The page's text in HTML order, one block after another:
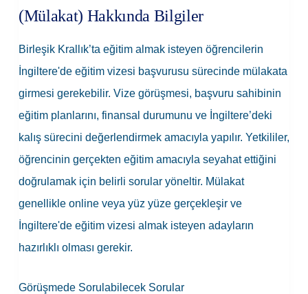
(Mülakat) Hakkında Bilgiler
Birleşik Krallık’ta eğitim almak isteyen öğrencilerin
İngiltere'de eğitim vizesi başvurusu sürecinde mülakata
girmesi gerekebilir. Vize görüşmesi, başvuru sahibinin
eğitim planlarını, finansal durumunu ve İngiltere’deki
kalış sürecini değerlendirmek amacıyla yapılır. Yetkililer,
öğrencinin gerçekten eğitim amacıyla seyahat ettiğini
doğrulamak için belirli sorular yöneltir. Mülakat
genellikle online veya yüz yüze gerçekleşir ve
İngiltere'de eğitim vizesi almak isteyen adayların
hazırlıklı olması gerekir.
Görüşmede Sorulabilecek Sorular